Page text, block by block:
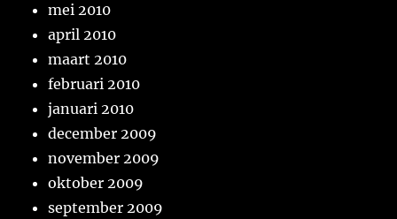
mei 2010
april 2010
maart 2010
februari 2010
januari 2010
december 2009
november 2009
oktober 2009
september 2009